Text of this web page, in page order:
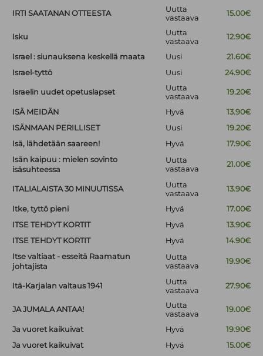
IRTI SAATANAN OTTEESTA
Uutta
vastaava
15.00€
Isku
Uutta
vastaava
12.90€
Israel : siunauksena keskellä maata Uusi
21.60€
Israel-tyttö
Uusi 24.90€
Israelin uudet opetuslapset
Uutta
vastaava
19.20€
ISÄ MEIDÄN Hyvä
13.90€
ISÄNMAAN PERILLISET
Uusi
19.20€
Isä, lähdetään saareen!
Hyvä
17.90€
Isän kaipuu : mielen sovinto
isäsuhteessa
Uutta
vastaava
21.00€
ITALIALAISTA 30 MINUUTISSA
Uutta
vastaava
13.90€
Itke, tyttö pieni Hyvä
17.00€
ITSE TEHDYT KORTIT
Hyvä
13.90€
ITSE TEHDYT KORTIT
Hyvä
14.90€
Itse valtiaat - esseitä Raamatun
johtajista
Uutta
vastaava
19.90€
Itä-Karjalan valtaus 1941
Uutta
vastaava
27.90€
JA JUMALA ANTAA!
Uutta
vastaava
19.00€
Ja vuoret kaikuivat Hyvä
19.90€
Ja vuoret kaikuivat
Hyvä
15.00€